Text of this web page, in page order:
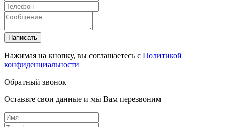
Написать
Нажимая на кнопку, вы соглашаетесь с Политикой
конфиденциальности
Обратный звонок
Оставьте свои данные и мы Вам перезвоним